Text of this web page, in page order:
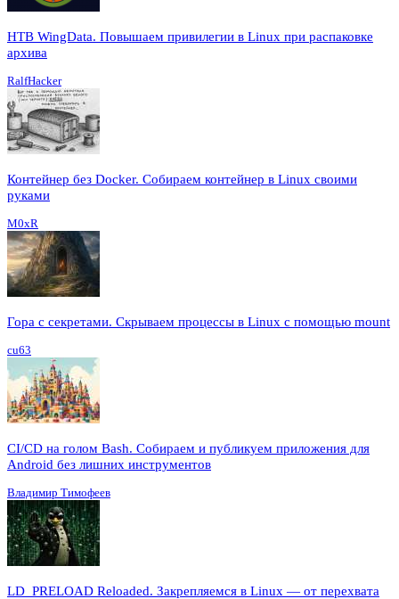
HTB WingData. Повышаем привилегии в Linux при распаковке
архива
RalfHacker
Контейнер без Docker. Собираем контейнер в Linux своими
руками
M0xR
Гора с секретами. Скрываем процессы в Linux c помощью mount
cu63
CI/CD на голом Bash. Собираем и публикуем приложения для
Android без лишних инструментов
Владимир Тимофеев
LD_PRELOAD Reloaded. Закрепляемся в Linux — от перехвата